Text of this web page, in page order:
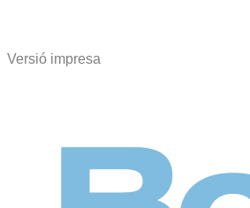
Versió impresa